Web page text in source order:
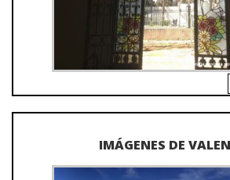
IMÁGENES DE